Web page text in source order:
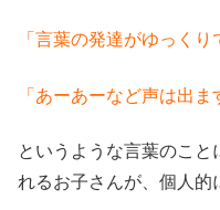
「言葉の発達がゆっくり
「あーあーなど声は出ま
というような言葉のこと
れるお子さんが、個人的